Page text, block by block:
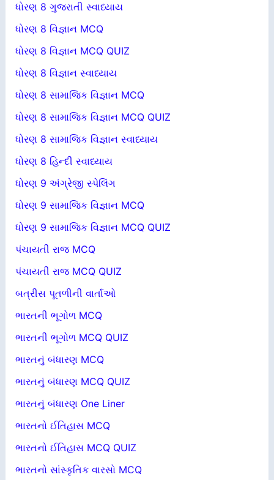
ધોરણ 8 ગુજરાતી સ્વાધ્યાય
ધોરણ 8 વિજ્ઞાન MCQ
ધોરણ 8 વિજ્ઞાન MCQ QUIZ
ધોરણ 8 વિજ્ઞાન સ્વાધ્યાય
ધોરણ 8 સામાજિક વિજ્ઞાન MCQ
ધોરણ 8 સામાજિક વિજ્ઞાન MCQ QUIZ
ધોરણ 8 સામાજિક વિજ્ઞાન સ્વાધ્યાય
ધોરણ 8 હિન્દી સ્વાધ્યાય
ધોરણ 9 અંગ્રેજી સ્પેલિંગ
ધોરણ 9 સામાજિક વિજ્ઞાન MCQ
ધોરણ 9 સામાજિક વિજ્ઞાન MCQ QUIZ
પંચાયતી રાજ MCQ
પંચાયતી રાજ MCQ QUIZ
બત્રીસ પૂતળીની વાર્તાઓ
ભારતની ભૂગોળ MCQ
ભારતની ભૂગોળ MCQ QUIZ
ભારતનું બંધારણ MCQ
ભારતનું બંધારણ MCQ QUIZ
ભારતનું બંધારણ One Liner
ભારતનો ઈતિહાસ MCQ
ભારતનો ઈતિહાસ MCQ QUIZ
ભારતનો સાંસ્કૃતિક વારસો MCQ